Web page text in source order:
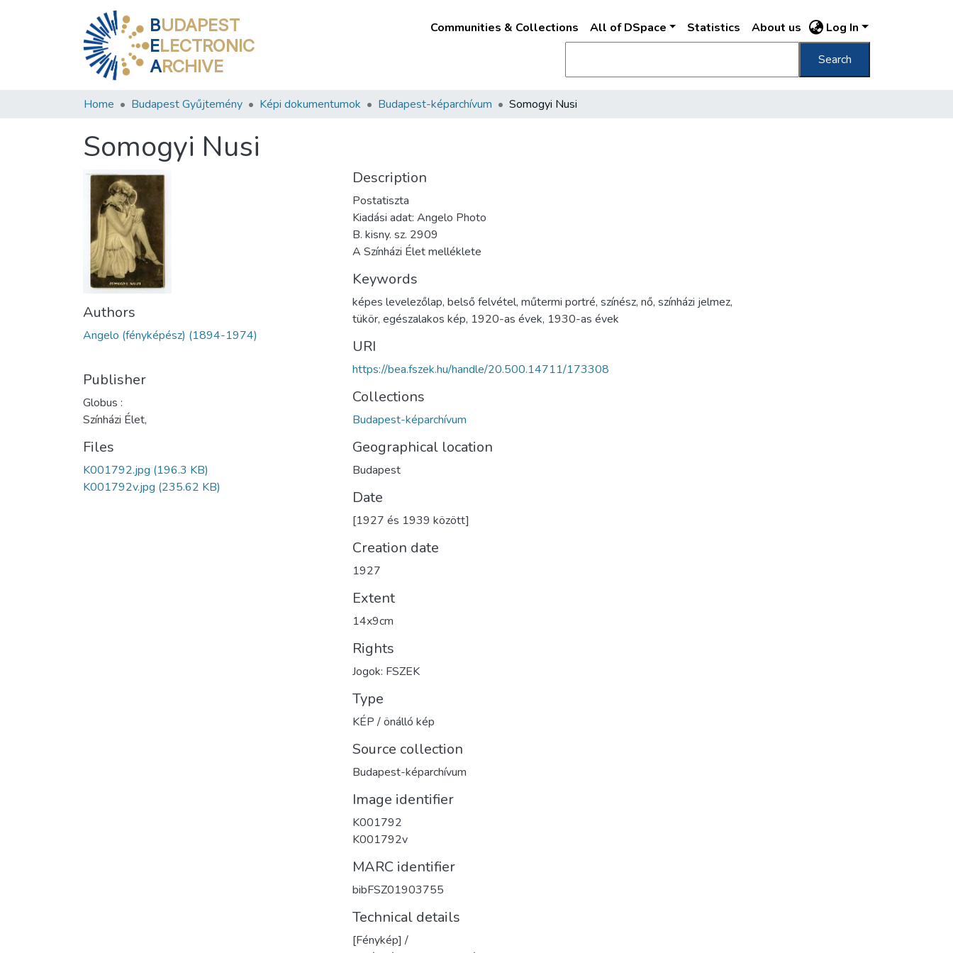
BUDAPEST
ELECTRONIC
ARCHIVE
Communities & Collections All of DSpace Statistics About us Log In
Search
Home Budapest Gyűjtemény Képi dokumentumok Budapest-képarchívum Somogyi Nusi
Somogyi Nusi
Authors
Angelo (fényképész) (1894-1974)
Publisher
Globus :
Színházi Élet,
Files
K001792.jpg (196.3 KB)
K001792v.jpg (235.62 KB)
Description
Postatiszta
Kiadási adat: Angelo Photo
B. kisny. sz. 2909
A Színházi Élet melléklete
Keywords
képes levelezőlap, belső felvétel, műtermi portré, színész, nő, színházi jelmez,
tükör, egészalakos kép, 1920-as évek, 1930-as évek
URI
https://bea.fszek.hu/handle/20.500.14711/173308
Collections
Budapest-képarchívum
Geographical location
Budapest
Date
[1927 és 1939 között]
Creation date
1927
Extent
14x9cm
Rights
Jogok: FSZEK
Type
KÉP / önálló kép
Source collection
Budapest-képarchívum
Image identifier
K001792
K001792v
MARC identifier
bibFSZ01903755
Technical details
[Fénykép] /